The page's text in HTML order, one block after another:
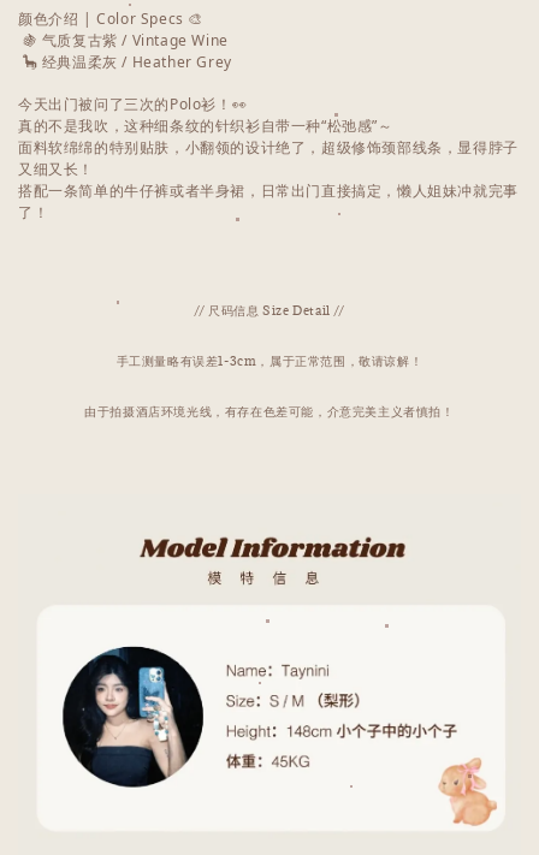
颜色介绍 | Color Specs 🎨
🍇 气质复古紫 / Vintage Wine
🦕 经典温柔灰 / Heather Grey
今天出门被问了三次的Polo衫！👀
真的不是我吹，这种细条纹的针织衫自带一种“松弛感”～
面料软绵绵的特别贴肤，小翻领的设计绝了，超级修饰颈部线条，显得脖子
又细又长！
搭配一条简单的牛仔裤或者半身裙，日常出门直接搞定，懒人姐妹冲就完事
了！
// 尺码信息 Size Detail //
手工测量略有误差1-3cm，属于正常范围，敬请谅解！
由于拍摄酒店环境光线，有存在色差可能，介意完美主义者慎拍！